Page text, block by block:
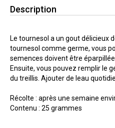
Description
Le tournesol a un gout délicieux
tournesol comme germe, vous
semences doivent être
Ensuite, vous pouvez remplir le
du treillis. Ajouter de leau
Récolte : après une semaine
Contenu : 25 grammes